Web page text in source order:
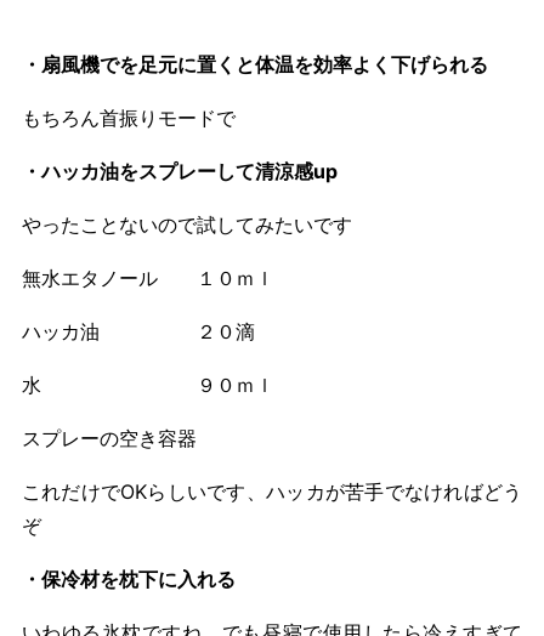
・扇風機でを足元に置くと体温を効率よく下げられる
もちろん首振りモードで
・ハッカ油をスプレーして清涼感up
やったことないので試してみたいです
無水エタノール １０ｍｌ
ハッカ油 ２０滴
水 ９０ｍｌ
スプレーの空き容器
これだけでOKらしいです、ハッカが苦手でなければどう
ぞ
・保冷材を枕下に入れる